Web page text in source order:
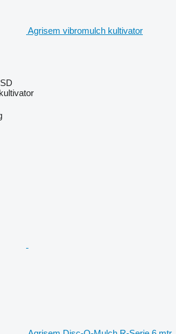
Agrisem vibromulch kultivator